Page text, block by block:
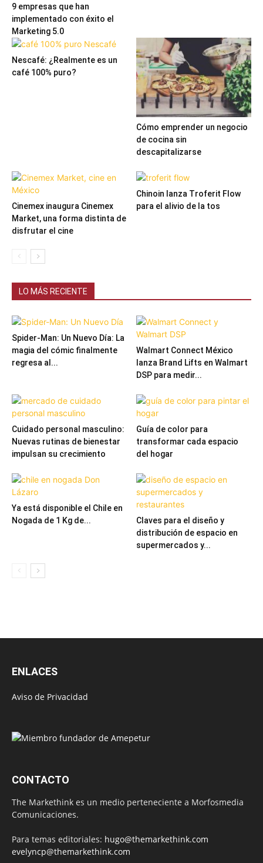
9 empresas que han
implementado con éxito el
Marketing 5.0
Nescafé: ¿Realmente es un
café 100% puro?
Cómo emprender un negocio
de cocina sin
descapitalizarse
Cinemex inaugura Cinemex
Market, una forma distinta de
disfrutar el cine
Chinoin lanza Troferit Flow
para el alivio de la tos
LO MÁS RECIENTE
Spider-Man: Un Nuevo Día: La
magia del cómic finalmente
regresa al...
Walmart Connect México
lanza Brand Lifts en Walmart
DSP para medir...
Cuidado personal masculino:
Nuevas rutinas de bienestar
impulsan su crecimiento
Guía de color para
transformar cada espacio
del hogar
Ya está disponible el Chile en
Nogada de 1 Kg de...
Claves para el diseño y
distribución de espacio en
supermercados y...
ENLACES
Aviso de Privacidad
CONTACTO
The Markethink es un medio perteneciente a Morfosmedia
Comunicaciones.
Para temas editoriales: hugo@themarkethink.com
evelyncp@themarkethink.com